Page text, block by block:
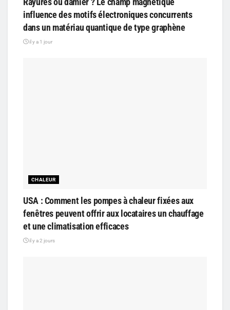
influence des motifs électroniques concurrents
dans un matériau quantique de type graphène
il y a 1 jour
CHALEUR
USA : Comment les pompes à chaleur fixées aux
fenêtres peuvent offrir aux locataires un chauffage
et une climatisation efficaces
il y a 2 jours